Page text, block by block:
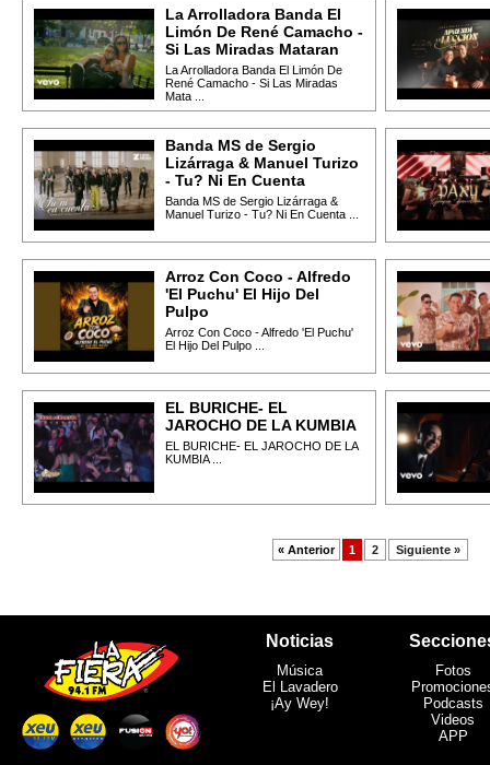
La Arrolladora Banda El
Limón De René Camacho -
Si Las Miradas Mataran
La Arrolladora Banda El Limón De
René Camacho - Si Las Miradas
Mata ...
Banda MS de Sergio
Lizárraga & Manuel Turizo
- Tu? Ni En Cuenta
Banda MS de Sergio Lizárraga &
Manuel Turizo - Tu? Ni En Cuenta ...
Arroz Con Coco - Alfredo
'El Puchu' El Hijo Del
Pulpo
Arroz Con Coco - Alfredo 'El Puchu'
El Hijo Del Pulpo ...
EL BURICHE- EL
JAROCHO DE LA KUMBIA
EL BURICHE- EL JAROCHO DE LA
KUMBIA ...
« Anterior 1 2 Siguiente »
Noticias
Música
El Lavadero
¡Ay Wey!
Fotos
Podcasts
Videos
APP